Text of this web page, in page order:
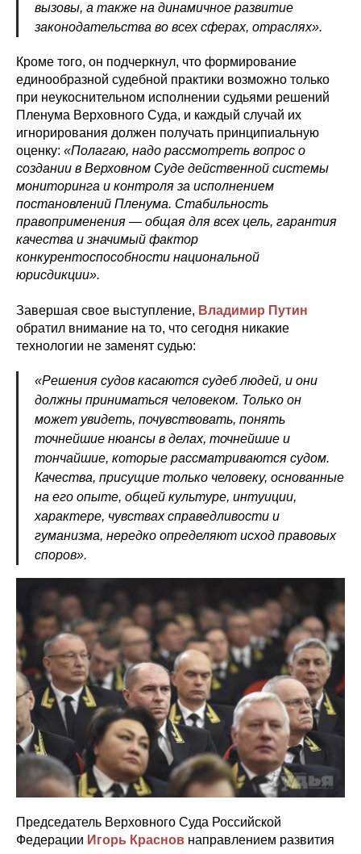
вызовы, а также на динамичное развитие
законодательства во всех сферах, отраслях».
Кроме того, он подчеркнул, что формирование
единообразной судебной практики возможно только
при неукоснительном исполнении судьями решений
Пленума Верховного Суда, и каждый случай их
игнорирования должен получать принципиальную
оценку: «Полагаю, надо рассмотреть вопрос о
создании в Верховном Суде действенной системы
мониторинга и контроля за исполнением
постановлений Пленума. Стабильность
правоприменения — общая для всех цель, гарантия
качества и значимый фактор
конкурентоспособности национальной
юрисдикции».
Завершая свое выступление, Владимир Путин
обратил внимание на то, что сегодня никакие
технологии не заменят судью:
«Решения судов касаются судеб людей, и они
должны приниматься человеком. Только он
может увидеть, почувствовать, понять
точнейшие нюансы в делах, точнейшие и
тончайшие, которые рассматриваются судом.
Качества, присущие только человеку, основанные
на его опыте, общей культуре, интуиции,
характере, чувствах справедливости и
гуманизма, нередко определяют исход правовых
споров».
Председатель Верховного Суда Российской
Федерации Игорь Краснов направлением развития